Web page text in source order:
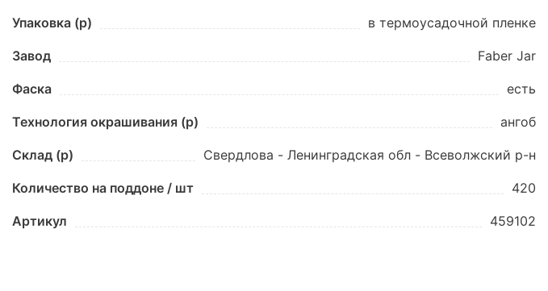
Упаковка (p) в термоусадочной пленке
Завод Faber Jar
Фаска есть
Технология окрашивания (p) ангоб
Склад (p) Свердлова - Ленинградская обл - Всеволжский р-н
Количество на поддоне / шт 420
Артикул 459102